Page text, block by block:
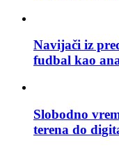
Navijači iz
fudbal kao
Slobodno
terena do